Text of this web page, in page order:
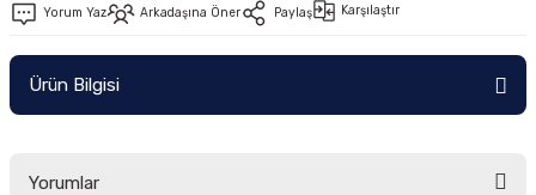
Yorum Yaz Arkadaşına Öner Paylaş Karşılaştır
Ürün Bilgisi
Yorumlar